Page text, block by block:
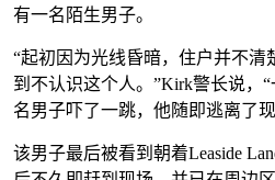
有一名陌生男子。
“起初因为光线昏暗，住户并不清
到不认识这个人。”Kirk警长说，
名男子吓了一跳，他随即逃离了
该男子最后被看到朝着Leaside